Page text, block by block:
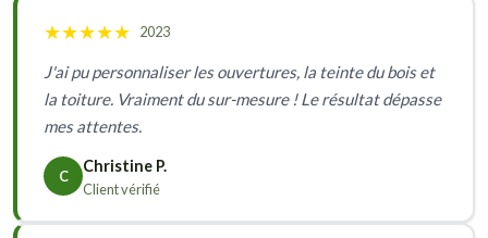
★★★★★ 2023
J'ai pu personnaliser les ouvertures, la teinte du bois et
la toiture. Vraiment du sur-mesure ! Le résultat dépasse
mes attentes.
C
Christine P.
Client vérifié